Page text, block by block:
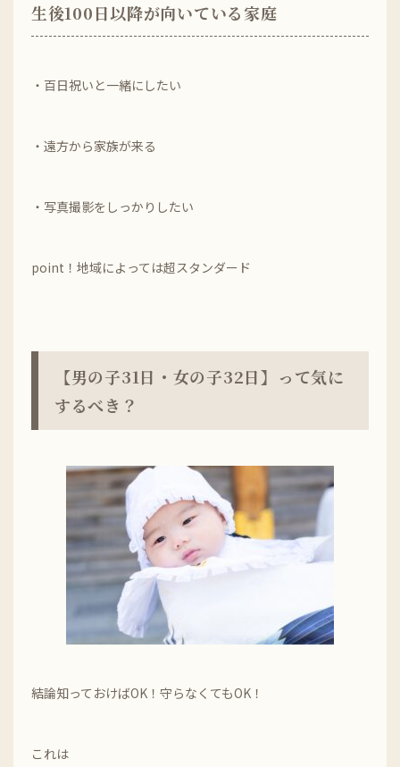
生後100日以降が向いている家庭
・百日祝いと一緒にしたい
・遠方から家族が来る
・写真撮影をしっかりしたい
point！地域によっては超スタンダード
【男の子31日・女の子32日】って気に
するべき？
結論知っておけばOK！守らなくてもOK！
これは